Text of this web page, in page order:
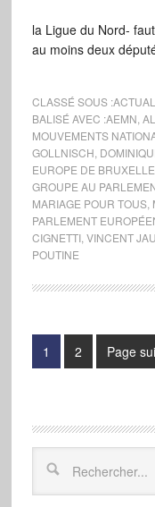
la Ligue du Nord-
au moins deux
CLASSÉ SOUS :
BALISÉ AVEC :AEMN
MOUVEMENTS
GOLLNISCH
EUROPE DE
GROUPE AU
MARIAGE POUR TOUS,
PARLEMENT
CIGNETTI, VINCENT
POUTINE
1 2 Page